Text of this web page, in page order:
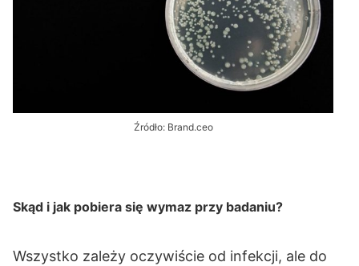
Źródło: Brand.ceo
Skąd i jak pobiera się wymaz przy badaniu?
Wszystko zależy oczywiście od infekcji, ale do